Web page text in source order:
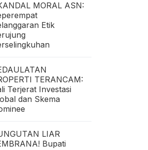
MORAL ASN:
Etik
TERANCAM:
Terjerat Investasi
dan Skema
LIAR
Bupati